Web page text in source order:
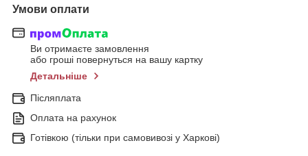
Умови оплати
Ви отримаєте замовлення
або гроші повернуться на вашу картку
Детальніше
Післяплата
Оплата на рахунок
Готівкою (тільки при самовивозі у Харкові)